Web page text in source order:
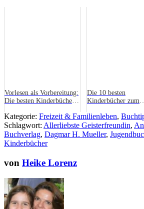
Vorlesen als Vorbereitung:
Die besten Kinderbücher
den Kindergarten
Die 10 besten
Kinderbücher zum
Kategorie: Freizeit & Familienleben,
Schlagwort: Allerliebste Geisterfreundin,
Buchverlag, Dagmar H. Mueller,
Kinderbücher
von Heike Lorenz